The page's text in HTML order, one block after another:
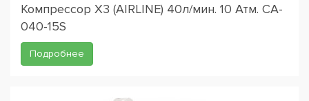
Компрессор X3 (AIRLINE) 40л/мин. 10 Атм. CA-
040-15S
Подробнее